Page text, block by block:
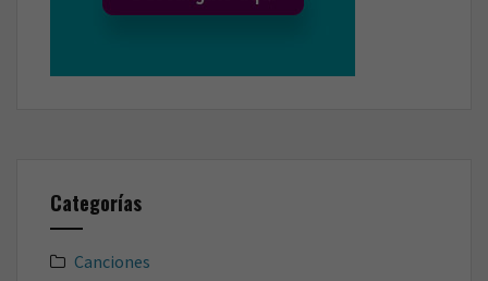
Categorías
Canciones